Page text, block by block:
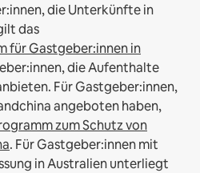
die Unterkünfte in
das
für Gastgeber:innen in
die Aufenthalte
Für Gastgeber:innen,
angeboten haben,
zum Schutz von
. Für Gastgeber:innen mit
in Australien unterliegt